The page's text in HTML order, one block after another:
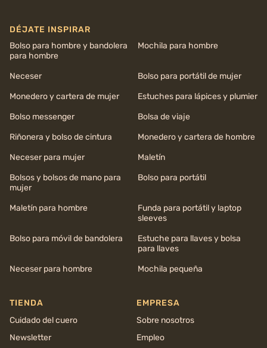
DÉJATE INSPIRAR
Bolso para hombre y bandolera
para hombre
Mochila para hombre
Neceser
Bolso para portátil de mujer
Monedero y cartera de mujer
Estuches para lápices y plumier
Bolso messenger
Bolsa de viaje
Riñonera y bolso de cintura
Monedero y cartera de hombre
Neceser para mujer
Maletín
Bolsos y bolsos de mano para
mujer
Bolso para portátil
Maletín para hombre
Funda para portátil y laptop
sleeves
Bolso para móvil de bandolera
Estuche para llaves y bolsa
para llaves
Neceser para hombre
Mochila pequeña
TIENDA
Cuidado del cuero
Newsletter
EMPRESA
Sobre nosotros
Empleo